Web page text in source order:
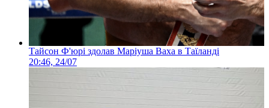
Тайсон Ф'юрі здолав Маріуша Ваха в Таїланді
20:46, 24/07